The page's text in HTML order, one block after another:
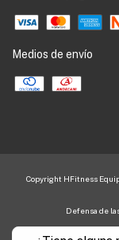
Medios de envío
Copyright HFitness
Defensa de